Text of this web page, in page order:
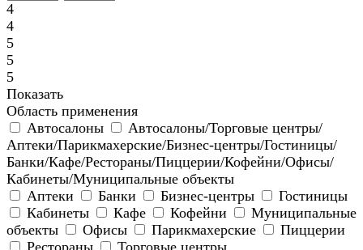
4
4
5
5
5
Показать
Область применения
Автосалоны
Автосалоны/Торговые центры/
Аптеки/Парикмахерские/Бизнес-центры/Гостиницы/
Банки/Кафе/Рестораны/Пиццерии/Кофейни/Офисы/
Кабинеты/Муниципальные объекты
Аптеки
Банки Бизнес-центры
Гостиницы
Кабинеты
Кафе Кофейни
Муниципальные
объекты
Офисы Парикмахерские
Пиццерии
Рестораны
Торговые центры